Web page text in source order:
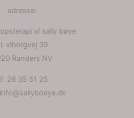
adresse:
v/ sally bøye
viborgvej 39
Randers NV
26 35 51 25